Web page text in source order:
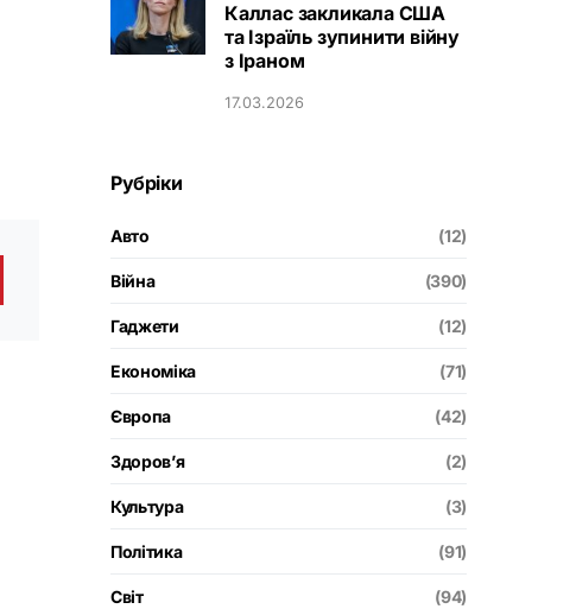
Каллас закликала США
та Ізраїль зупинити війну
з Іраном
17.03.2026
Рубріки
Авто (12)
Війна (390)
Гаджети (12)
Економіка (71)
Європа (42)
Здоров’я (2)
Культура (3)
Політика (91)
Світ (94)